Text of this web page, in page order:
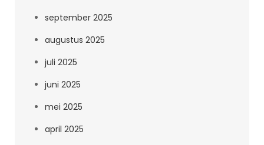
september 2025
augustus 2025
juli 2025
juni 2025
mei 2025
april 2025